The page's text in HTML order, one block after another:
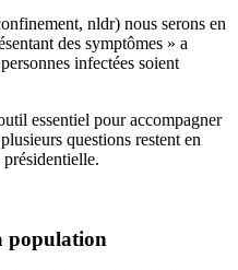
nldr) nous serons en
sentant des symptômes » a
infectées soient
essentiel pour accompagner
questions restent en
présidentielle.
population